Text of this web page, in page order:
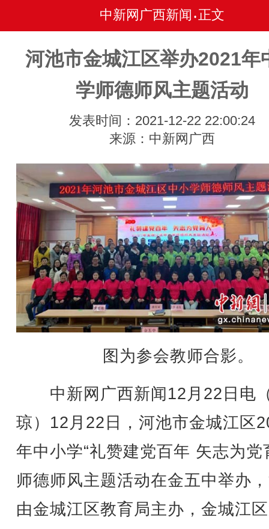
中新网广西新闻 • 正文
河池市金城江区举办2021年
学师德师风主题活动
发表时间：2021-12-22 22:00:24
来源：中新网广西
图为参会教师合影。
中新网广西新闻12月22日电
琼）12月22日，河池市金城江区
年中小学“礼赞建党百年 矢志为党
师德师风主题活动在金五中举办
由金城江区教育局主办，金城江